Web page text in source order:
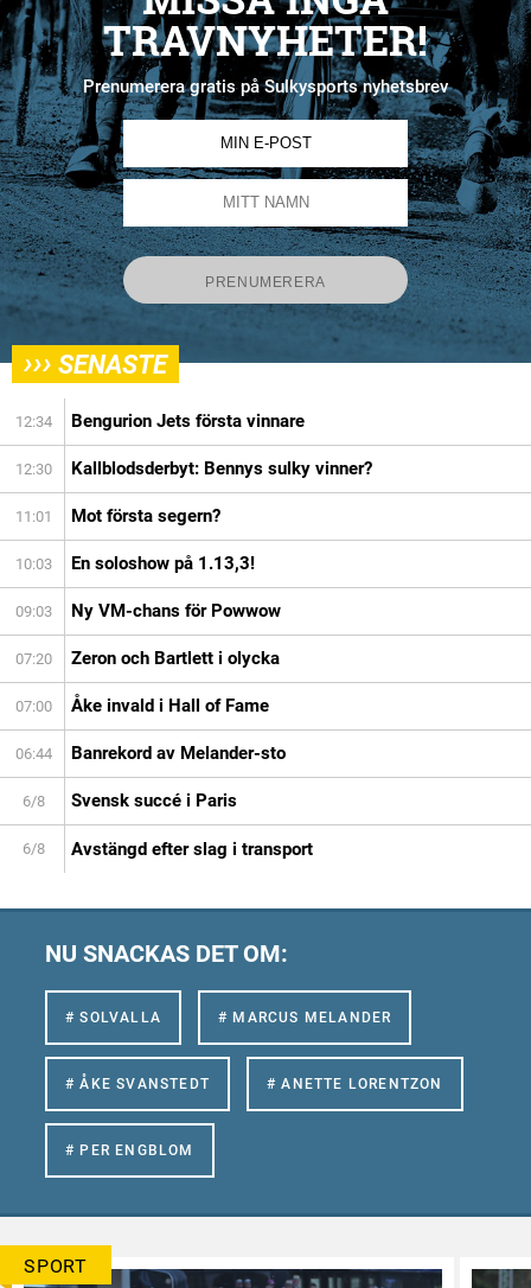
TRAVNYHETER!
Prenumerera gratis på Sulkysports nyhetsbrev
››› SENASTE
12:34 Bengurion Jets första vinnare
12:30 Kallblodsderbyt: Bennys sulky vinner?
11:01 Mot första segern?
10:03 En soloshow på 1.13,3!
09:03 Ny VM-chans för Powwow
07:20 Zeron och Bartlett i olycka
07:00 Åke invald i Hall of Fame
06:44 Banrekord av Melander-sto
6/8 Svensk succé i Paris
6/8 Avstängd efter slag i transport
NU SNACKAS DET OM:
# SOLVALLA # MARCUS MELANDER
# ÅKE SVANSTEDT # ANETTE LORENTZON
# PER ENGBLOM
SPORT